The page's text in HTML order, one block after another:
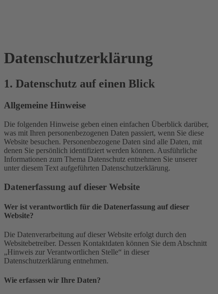
Datenschutz­erklärung
1. Datenschutz auf einen Blick
Allgemeine Hinweise
Die folgenden Hinweise geben einen einfachen Überblick darüber,
was mit Ihren personenbezogenen Daten passiert, wenn Sie diese
Website besuchen. Personenbezogene Daten sind alle Daten, mit
denen Sie persönlich identifiziert werden können. Ausführliche
Informationen zum Thema Datenschutz entnehmen Sie unserer
unter diesem Text aufgeführten Datenschutzerklärung.
Datenerfassung auf dieser Website
Wer ist verantwortlich für die Datenerfassung auf dieser
Website?
Die Datenverarbeitung auf dieser Website erfolgt durch den
Websitebetreiber. Dessen Kontaktdaten können Sie dem Abschnitt
„Hinweis zur Verantwortlichen Stelle“ in dieser
Datenschutzerklärung entnehmen.
Wie erfassen wir Ihre Daten?